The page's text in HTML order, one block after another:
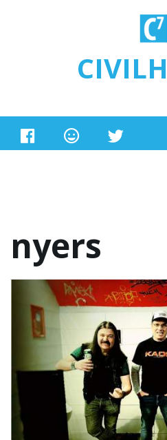
nyers